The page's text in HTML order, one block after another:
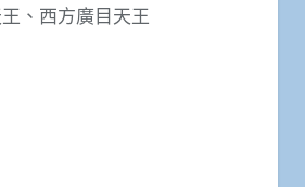
、西方廣目天王